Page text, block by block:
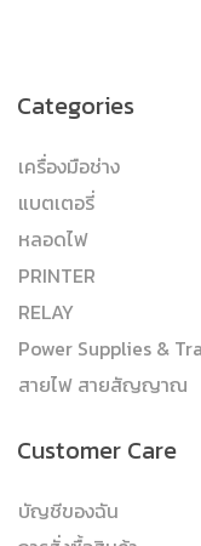
Categories
เครื่องมือช่าง
แบตเตอรี่
หลอดไฟ
PRINTER
RELAY
Power Supplies &
สายไฟ สายสัญญาณ
Customer Care
บัญชีของฉัน